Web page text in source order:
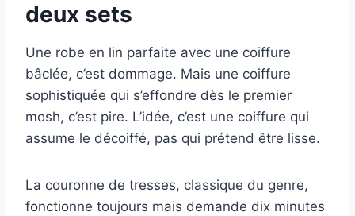
deux sets
Une robe en lin parfaite avec une coiffure
bâclée, c’est dommage. Mais une coiffure
sophistiquée qui s’effondre dès le premier
mosh, c’est pire. L’idée, c’est une coiffure qui
assume le décoiffé, pas qui prétend être lisse.
La couronne de tresses, classique du genre,
fonctionne toujours mais demande dix minutes